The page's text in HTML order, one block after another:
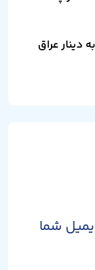
دینار عراق
شما